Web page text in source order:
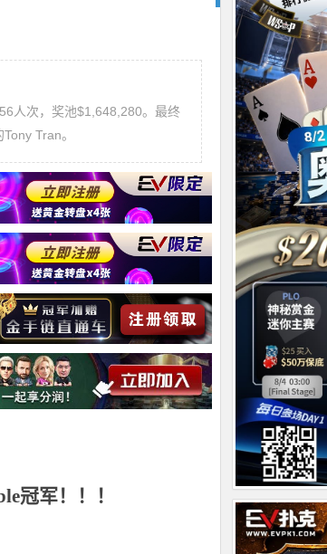
人次，奖池$1,648,280。最终
Tran。
冠军！！！